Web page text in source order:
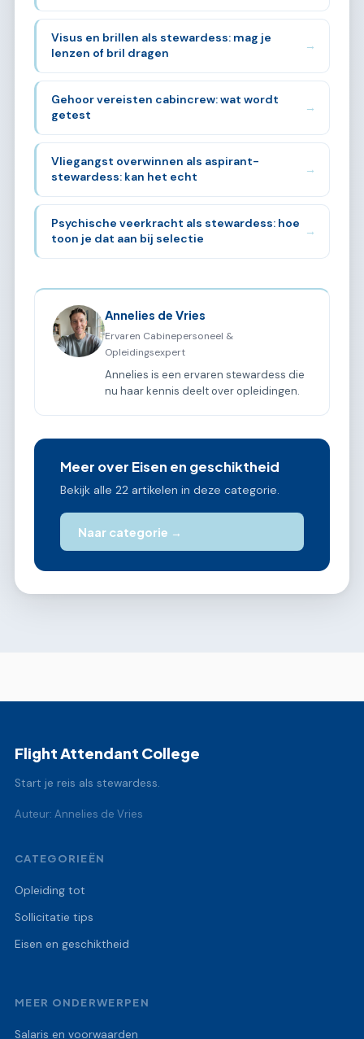
Visus en brillen als stewardess: mag je
lenzen of bril dragen
→
Gehoor vereisten cabincrew: wat wordt
getest
→
Vliegangst overwinnen als aspirant-
stewardess: kan het echt
→
Psychische veerkracht als stewardess: hoe
toon je dat aan bij selectie
→
Annelies de Vries
Ervaren Cabinepersoneel &
Opleidingsexpert
Annelies is een ervaren stewardess die
nu haar kennis deelt over opleidingen.
Meer over Eisen en geschiktheid
Bekijk alle 22 artikelen in deze categorie.
Naar categorie →
Flight Attendant College
Start je reis als stewardess.
Auteur: Annelies de Vries
CATEGORIEËN
Opleiding tot
Sollicitatie tips
Eisen en geschiktheid
MEER ONDERWERPEN
Salaris en voorwaarden